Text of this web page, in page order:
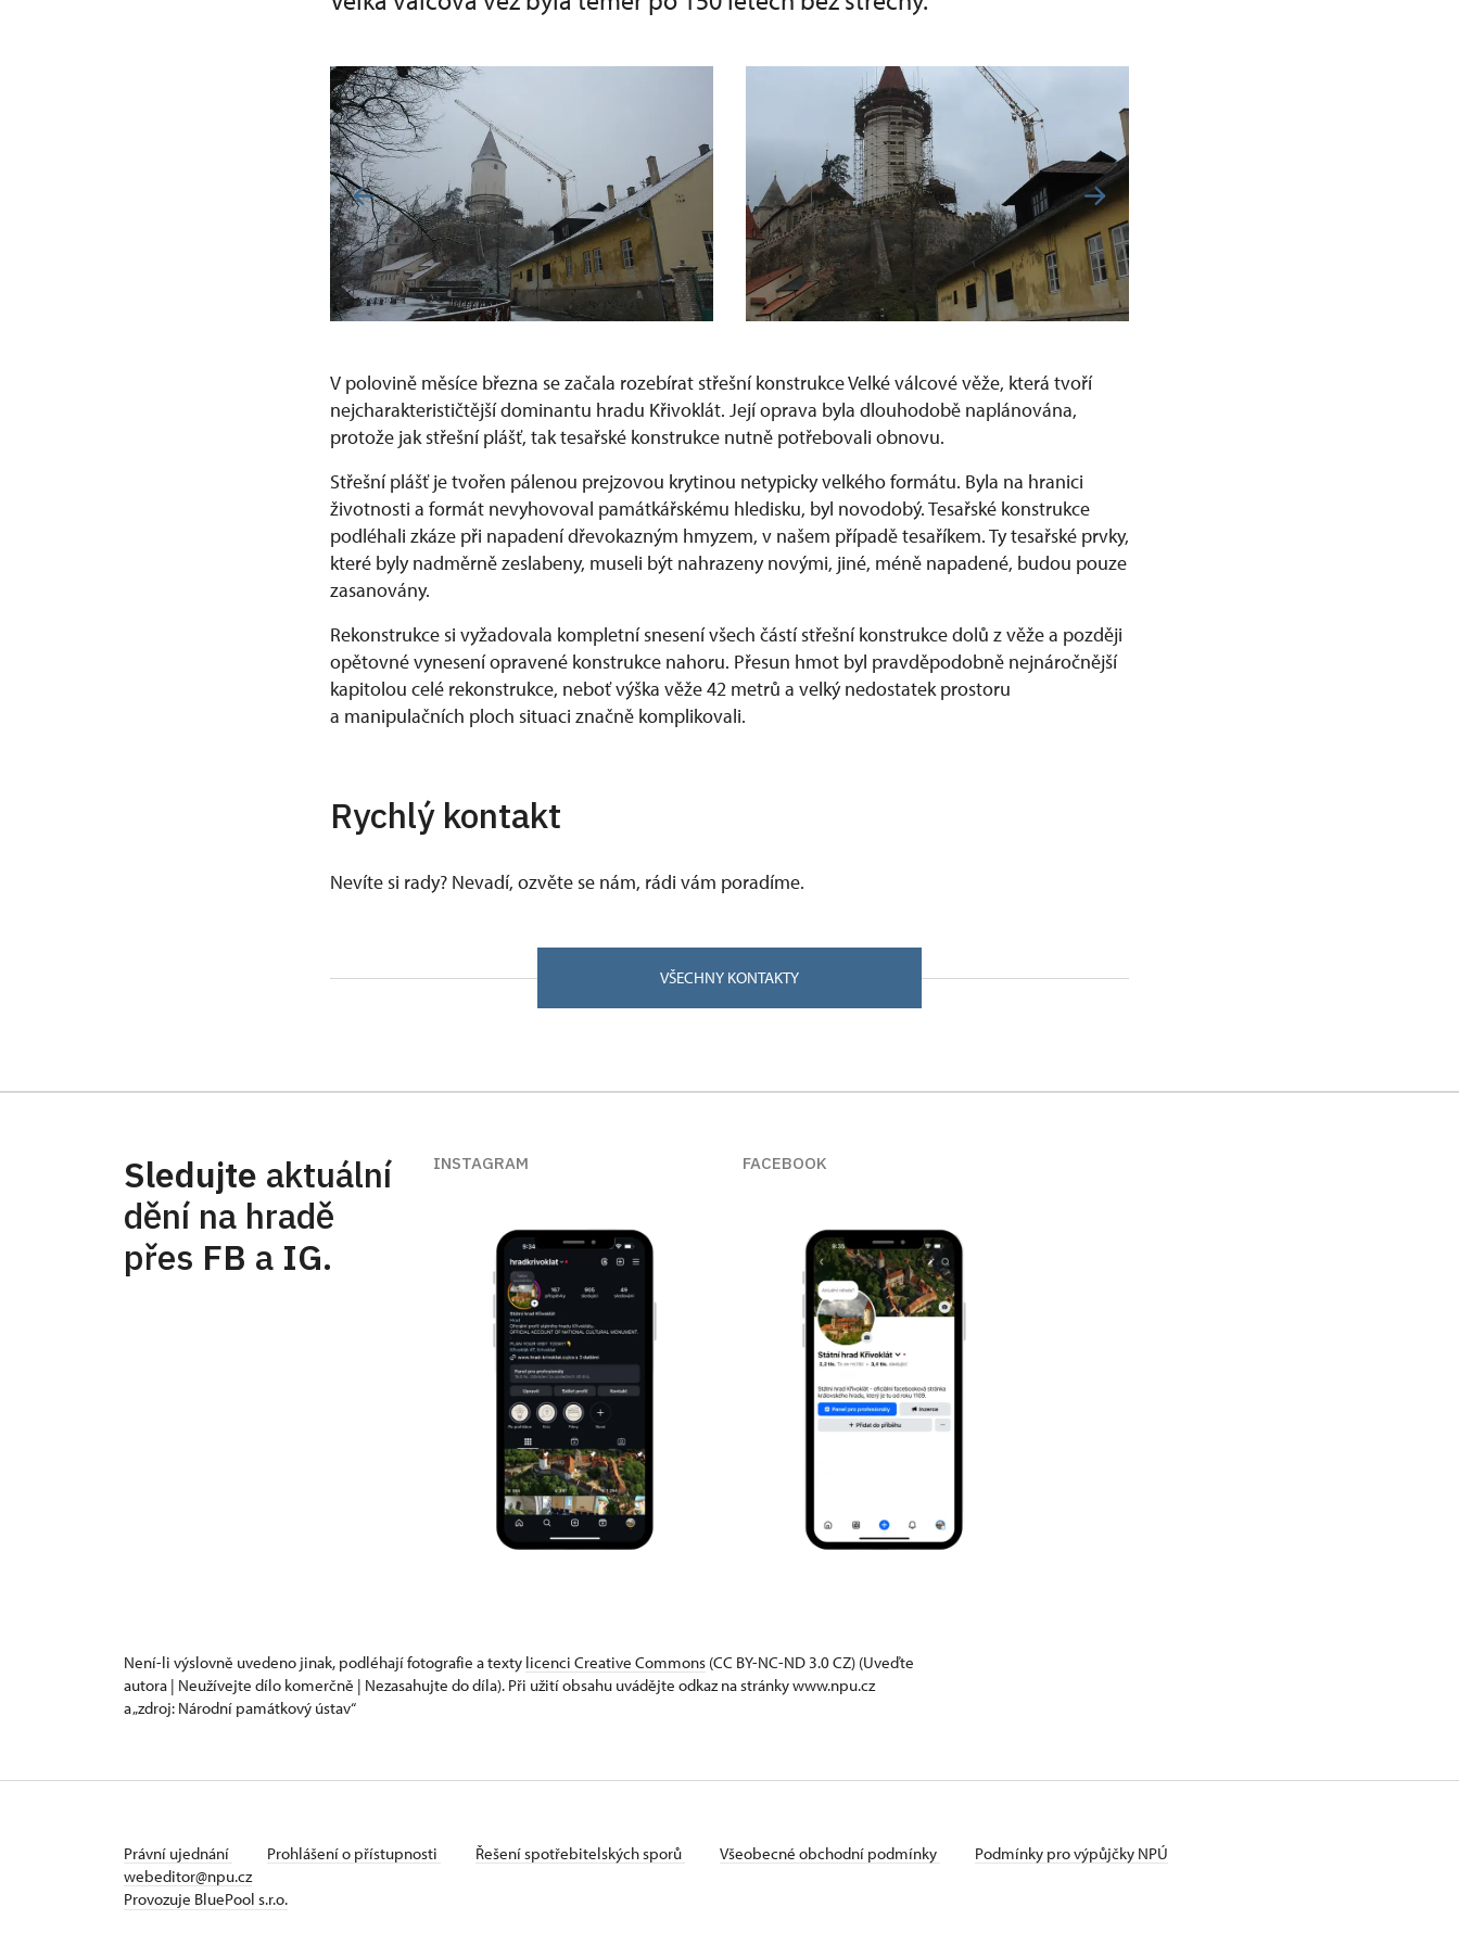
V polovině měsíce března se začala rozebírat střešní konstrukce Velké válcové věže, která tvoří
nejcharakterističtější dominantu hradu Křivoklát. Její oprava byla dlouhodobě naplánována,
protože jak střešní plášť, tak tesařské konstrukce nutně potřebovali obnovu.
Střešní plášť je tvořen pálenou prejzovou krytinou netypicky velkého formátu. Byla na hranici
životnosti a formát nevyhovoval památkářskému hledisku, byl novodobý. Tesařské konstrukce
podléhali zkáze při napadení dřevokazným hmyzem, v našem případě tesaříkem. Ty tesařské prvky,
které byly nadměrně zeslabeny, museli být nahrazeny novými, jiné, méně napadené, budou pouze
zasanovány.
Rekonstrukce si vyžadovala kompletní snesení všech částí střešní konstrukce dolů z věže a později
opětovné vynesení opravené konstrukce nahoru. Přesun hmot byl pravděpodobně nejnáročnější
kapitolou celé rekonstrukce, neboť výška věže 42 metrů a velký nedostatek prostoru
a manipulačních ploch situaci značně komplikovali.
Rychlý kontakt
Nevíte si rady? Nevadí, ozvěte se nám, rádi vám poradíme.
VŠECHNY KONTAKTY
Sledujte aktuální
dění na hradě
přes FB a IG.
INSTAGRAM FACEBOOK
Není-li výslovně uvedeno jinak, podléhají fotografie a texty licenci Creative Commons (CC BY-NC-ND 3.0 CZ) (Uveďte
autora | Neužívejte dílo komerčně | Nezasahujte do díla). Při užití obsahu uvádějte odkaz na stránky www.npu.cz
a „zdroj: Národní památkový ústav“
Právní ujednání Prohlášení o přístupnosti Řešení spotřebitelských sporů Všeobecné obchodní podmínky
Podmínky pro výpůjčky NPÚ
webeditor@npu.cz
Provozuje BluePool s.r.o.